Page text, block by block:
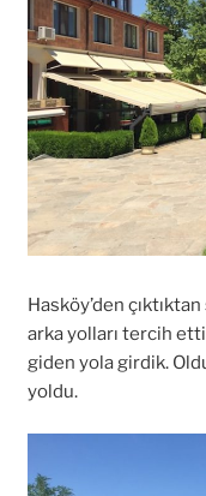
Hasköy’den
arka yolları tercih
giden yola girdik.
yoldu.